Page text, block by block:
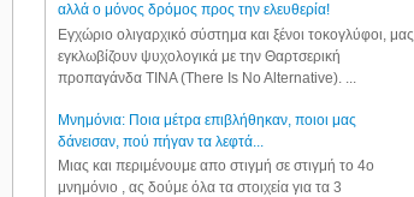
αλλά ο μόνος δρόμος προς την ελευθερία!
Εγχώριο ολιγαρχικό σύστημα και ξένοι τοκογλύφοι, μας
εγκλωβίζουν ψυχολογικά με την Θαρτσερική
προπαγάνδα TINA (There Is No Alternative). ...
Μνημόνια: Ποια μέτρα επιβλήθηκαν, ποιοι μας
δάνεισαν, πού πήγαν τα λεφτά...
Μιας και περιμένουμε απο στιγμή σε στιγμή το 4ο
μνημόνιο , ας δούμε όλα τα στοιχεία για τα 3